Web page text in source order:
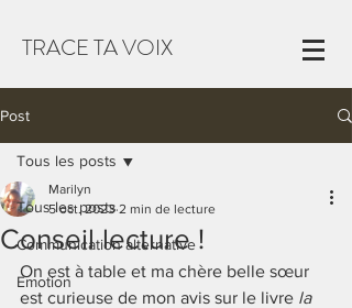
TRACE TA VOIX
Post
Tous les posts
Communication alternative
Emotion
Tous les posts
Conseil lecture !
Marilyn
5 oct. 2023 2 min de lecture
On est à table et ma chère belle sœur
est curieuse de mon avis sur le livre la